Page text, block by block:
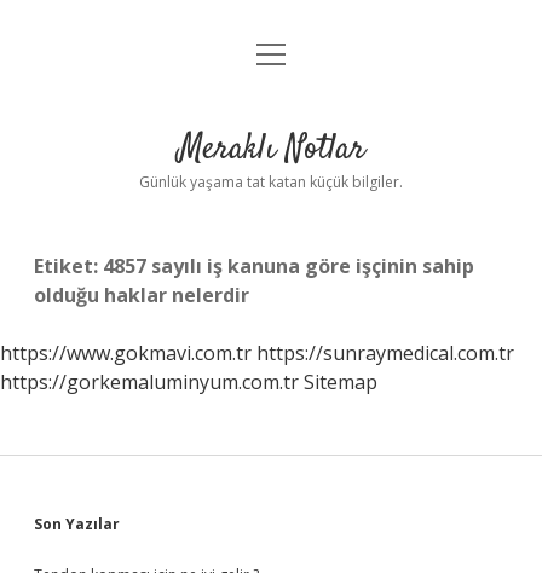
Anasayfa
Yasal Uyarı
menüyü
Meraklı Notlar
Günlük yaşama tat katan küçük bilgiler.
Etiket: 4857 sayılı iş kanuna göre işçinin sahip
olduğu haklar nelerdir
https://www.gokmavi.com.tr https://sunraymedical.com.tr
https://gorkemaluminyum.com.trSitemap
Sidebar
Son Yazılar